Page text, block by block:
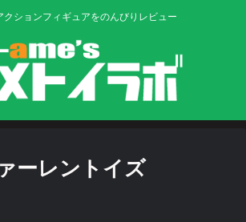
クションフィギュアをのんびりレビュー
ーレントイズ